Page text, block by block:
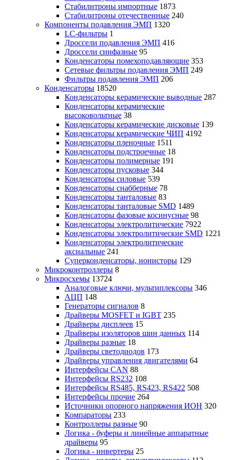
Стабилитроны импортные 1873
Стабилитроны отечественные 240
Компоненты подавления ЭМП 1320
LC-фильтры 1
Дроссели подавления ЭМП 416
Дроссели синфазные 95
Конденсаторы помехоподавляющие 353
Сетевые фильтры подавления ЭМП 249
Фильтры подавления ЭМП 206
Конденсаторы 18520
Конденсаторы керамические выводные 287
Конденсаторы керамические
высоковольтные 38
Конденсаторы керамические дисковые 139
Конденсаторы керамические ЧИП 4192
Конденсаторы пленочные 1511
Конденсаторы подстроечные 18
Конденсаторы полимерные 191
Конденсаторы пусковые 344
Конденсаторы силовые 539
Конденсаторы снабберные 78
Конденсаторы танталовые 83
Конденсаторы танталовые SMD 1489
Конденсаторы фазовые косинусные 98
Конденсаторы электролитические 7922
Конденсаторы электролитические SMD 1221
Конденсаторы электролитические
аксиальные 241
Суперконденсаторы, ионисторы 129
Микроконтроллеры 8
Микросхемы 13724
Аналоговые ключи, мультиплексоры 346
АЦП 148
Генераторы сигналов 8
Драйверы MOSFET и IGBT 235
Драйверы дисплеев 15
Драйверы изоляторов шин данных 114
Драйверы разные 18
Драйверы светодиодов 173
Драйверы управления двигателями 64
Интерфейсы CAN 88
Интерфейсы RS232 108
Интерфейсы RS485, RS423, RS422 508
Интерфейсы прочие 264
Источники опорного напряжения ИОН 320
Компараторы 233
Контроллеры разные 90
Логика - буферы и линейные аппаратные
драйверы 95
Логика - инвертеры 25